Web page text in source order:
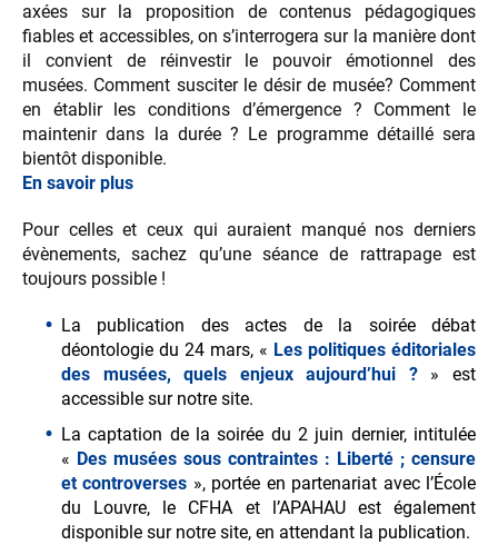
axées sur la proposition de contenus pédagogiques
fiables et accessibles, on s’interrogera sur la manière dont
il convient de réinvestir le pouvoir émotionnel des
musées. Comment susciter le désir de musée? Comment
en établir les conditions d’émergence ? Comment le
maintenir dans la durée ? Le programme détaillé sera
bientôt disponible.
En savoir plus
Pour celles et ceux qui auraient manqué nos derniers
évènements, sachez qu’une séance de rattrapage est
toujours possible !
La publication des actes de la soirée débat
déontologie du 24 mars, « Les politiques éditoriales
des musées, quels enjeux aujourd’hui ?» est
accessible sur notre site.
La captation de la soirée du 2 juin dernier, intitulée
« Des musées sous contraintes : Liberté ; censure
et controverses », portée en partenariat avec l’École
du Louvre, le CFHA et l’APAHAU est également
disponible sur notre site, en attendant la publication.